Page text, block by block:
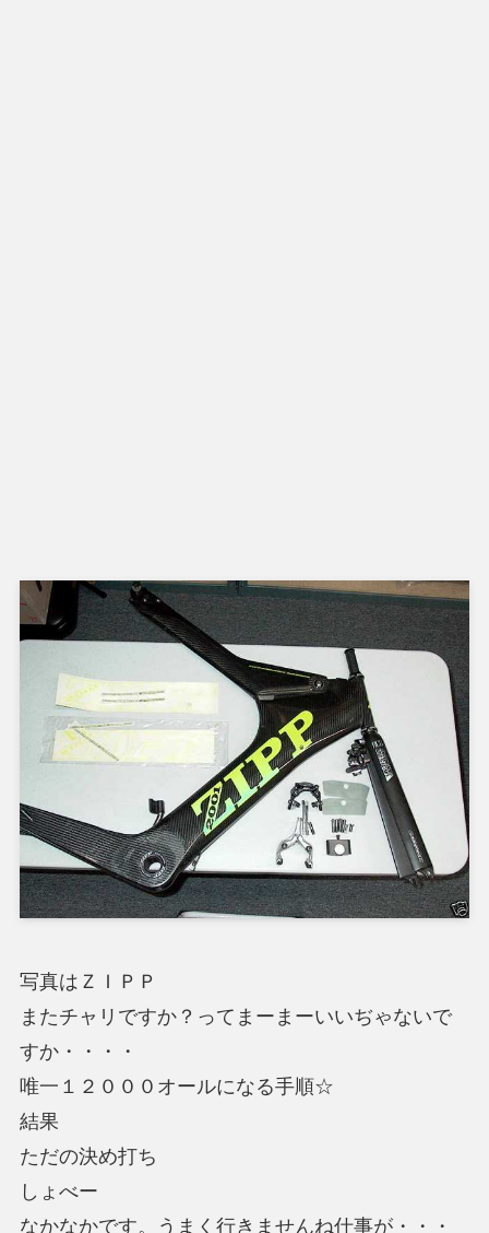
写真はＺＩＰＰ
またチャリですか？ってまーまーいいぢゃないで
すか・・・・
唯一１２０００オールになる手順☆
結果
ただの決め打ち
しょべー
なかなかです。うまく行きませんね仕事が・・・